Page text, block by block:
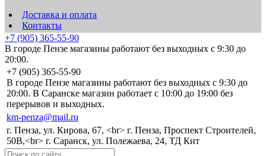
Доставка и оплата
Контакты
+7 (905) 365-55-90
В городе Пензе магазины работают без выходных с 9:30 до
20:00.
+7 (905) 365-55-90
В городе Пензе магазины работают без выходных с 9:30 до
20:00. В Саранске магазин работает с 10:00 до 19:00 без
перерывов и выходных.
km-penza@mail.ru
г. Пенза, ул. Кирова, 67, <br> г. Пенза, Проспект Строителей,
50В,<br> г. Саранск, ул. Полежаева, 24, ТД Кит